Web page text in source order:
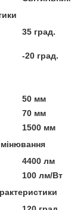
35 град.
-20 град.
50 мм
70 мм
1500 мм
4400 лм
100 лм/Вт